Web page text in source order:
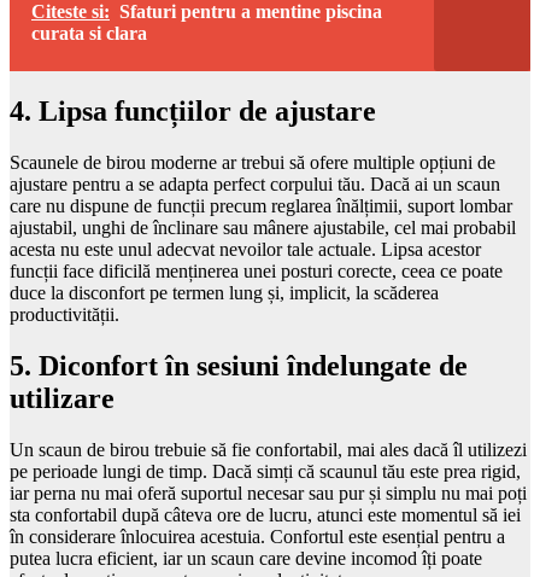
Citeste si: Sfaturi pentru a mentine piscina
curata si clara
4. Lipsa funcțiilor de ajustare
Scaunele de birou moderne ar trebui să ofere multiple opțiuni de
ajustare pentru a se adapta perfect corpului tău. Dacă ai un scaun
care nu dispune de funcții precum reglarea înălțimii, suport lombar
ajustabil, unghi de înclinare sau mânere ajustabile, cel mai probabil
acesta nu este unul adecvat nevoilor tale actuale. Lipsa acestor
funcții face dificilă menținerea unei posturi corecte, ceea ce poate
duce la disconfort pe termen lung și, implicit, la scăderea
productivității.
5. Diconfort în sesiuni îndelungate de
utilizare
Un scaun de birou trebuie să fie confortabil, mai ales dacă îl utilizezi
pe perioade lungi de timp. Dacă simți că scaunul tău este prea rigid,
iar perna nu mai oferă suportul necesar sau pur și simplu nu mai poți
sta confortabil după câteva ore de lucru, atunci este momentul să iei
în considerare înlocuirea acestuia. Confortul este esențial pentru a
putea lucra eficient, iar un scaun care devine incomod îți poate